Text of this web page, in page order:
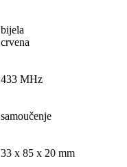
bijela
crvena
433 MHz
samoučenje
33 x 85 x 20 mm